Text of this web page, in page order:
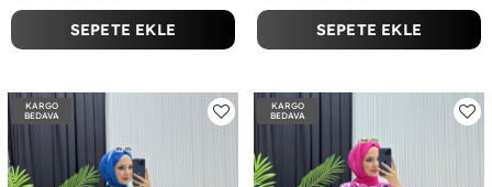
SEPETE EKLE SEPETE EKLE
KARGO
BEDAVA
KARGO
BEDAVA